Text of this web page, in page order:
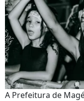
A Prefeitura de